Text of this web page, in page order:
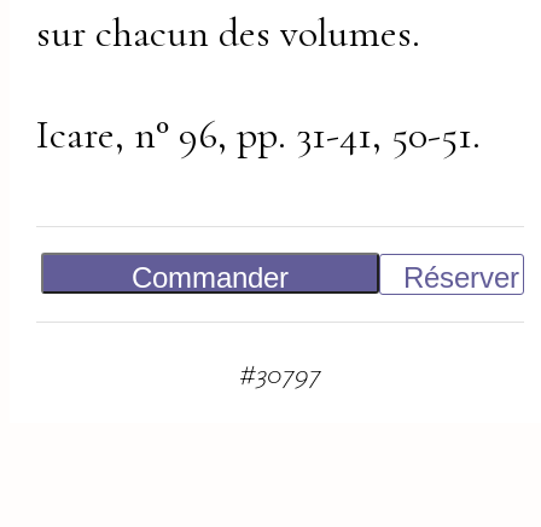
sur chacun des volumes.
Icare, n° 96, pp. 31-41, 50-51.
Commander
Réserver
#30797